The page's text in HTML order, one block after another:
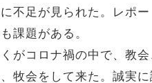
不足が見られた。レポ
課題がある。
がコロナ禍の中で、教
牧会をして来た。誠実